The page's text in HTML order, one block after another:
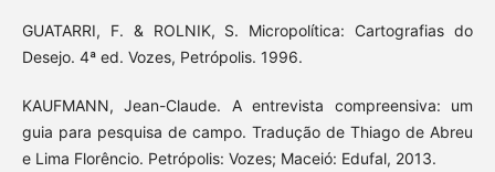
GUATARRI, F. & ROLNIK, S. Micropolítica: Cartografias do
Desejo. 4ª ed. Vozes, Petrópolis. 1996.
KAUFMANN, Jean-Claude. A entrevista compreensiva: um
guia para pesquisa de campo. Tradução de Thiago de Abreu
e Lima Florêncio. Petrópolis: Vozes; Maceió: Edufal, 2013.